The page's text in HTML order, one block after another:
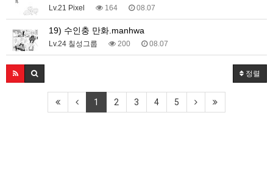
Lv.21 Pixel 164 08.07
19) 수인충 만화.manhwa
Lv.24 칠성그룹 200 08.07
정렬
1 2 3 4 5